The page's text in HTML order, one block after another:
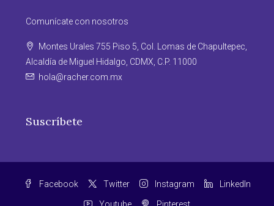
Comunícate con nosotros
Montes Urales 755 Piso 5, Col. Lomas de Chapultepec,
Alcaldía de Miguel Hidalgo, CDMX, C.P. 11000
hola@racher.com.mx
Suscríbete
Facebook Twitter Instagram LinkedIn